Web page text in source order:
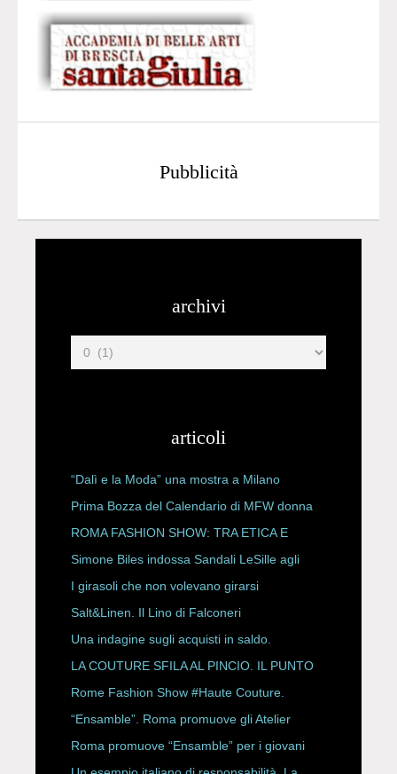
Pubblicità
archivi
articoli
“Dalì e la Moda” una mostra a Milano
Prima Bozza del Calendario di MFW donna
P/E 2027
ROMA FASHION SHOW: TRA ETICA E
HAUTE COUTURE
Simone Biles indossa Sandali LeSille agli
ESPY Awards 2026
I girasoli che non volevano girarsi
Salt&Linen. Il Lino di Falconeri
Una indagine sugli acquisti in saldo.
LA COUTURE SFILA AL PINCIO. IL PUNTO
CON ALESSANDRO ONORATO E
ROBERTA ANGELILLI
Rome Fashion Show #Haute Couture.
“Ensamble”. Roma promuove gli Atelier
Storici
Roma promuove “Ensamble” per i giovani